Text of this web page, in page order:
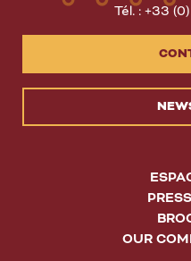
Tél. : +33
OUR